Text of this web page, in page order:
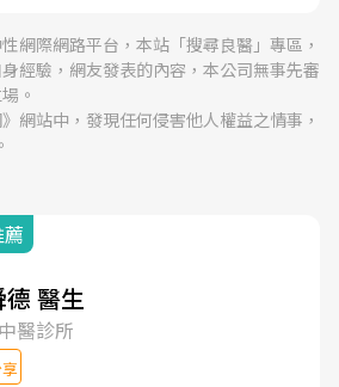
銘於心 今日無意中發現
有關係
能做到如此程度的醫師相信世間少
感恩謝意有生之年必然報答
網際網路平台，本站「搜尋良醫」專區，
經驗，網友發表的內容，本公司無事先審
。
網站中，發現任何侵害他人權益之情事，
德 醫生
醫診所